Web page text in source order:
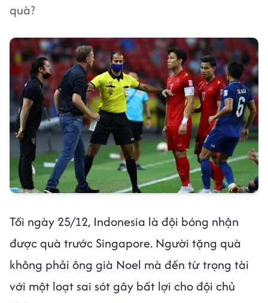
quà?
Tối ngày 25/12, Indonesia là đội bóng nhận
được quà trước Singapore. Người tặng quà
không phải ông già Noel mà đến từ trọng tài
với một loạt sai sót gây bất lợi cho đội chủ